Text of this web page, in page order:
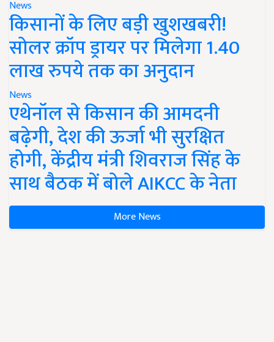
News
किसानों के लिए बड़ी खुशखबरी!
सोलर क्रॉप ड्रायर पर मिलेगा 1.40
लाख रुपये तक का अनुदान
News
एथेनॉल से किसान की आमदनी
बढ़ेगी, देश की ऊर्जा भी सुरक्षित
होगी, केंद्रीय मंत्री शिवराज सिंह के
साथ बैठक में बोले AIKCC के नेता
More News